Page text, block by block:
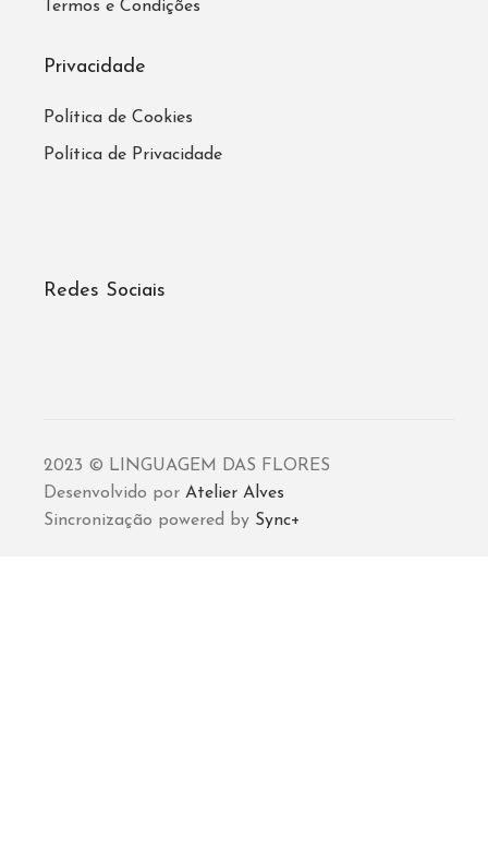
Termos e Condições
Privacidade
Política de Cookies
Política de Privacidade
Redes Sociais
2023 © LINGUAGEM DAS FLORES
Desenvolvido por Atelier Alves
Sincronização powered by Sync+